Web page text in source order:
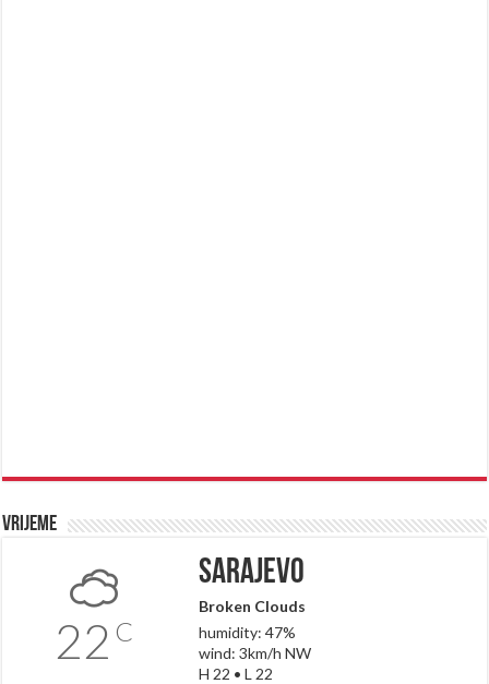
Vrijeme
22 C
Sarajevo
Broken Clouds
humidity: 47%
wind: 3km/h NW
H 22 • L 22